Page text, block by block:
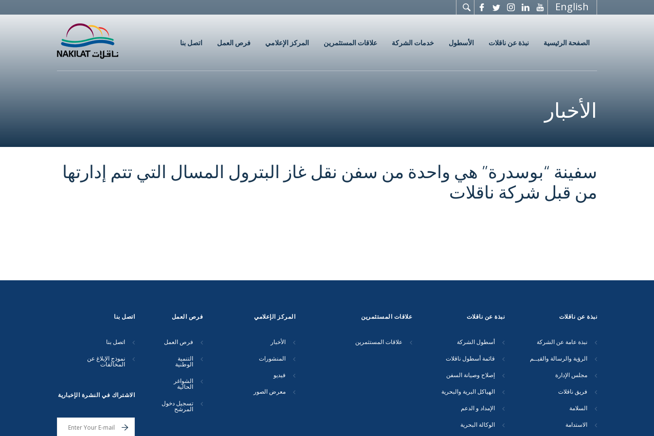
English
الصفحة الرئيسية نبذة عن ناقلات الأسطول خدمات الشركة علاقات المستثمرين المركز الإعلامي فرص العمل اتصل بنا
الأخبار
سفينة “بوسدرة” هي واحدة من سفن نقل غاز البترول المسال التي تتم إدارتها
من قبل شركة ناقلات
اتصل بنا
اتصل بنا
نموذج الإبلاغ عن
المخالفات
الاشتراك في النشرة الإخبارية
فرص العمل
فرص العمل
التنمية
الوطنية
الشواغر
الحالية
تسجيل دخول
المرشح
المركز الإعلامي
الأخبار
المنشورات
فيديو
معرض الصور
علاقات المستثمرين
علاقات المستثمرين
نبذة عن ناقلات
أسطول الشركة
قائمة أسطول ناقلات
إصلاح وصيانة السفن
الهياكل البرية والبحرية
الإمداد و الدعم
الوكالة البحرية
نبذة عن ناقلات
نبذة عامة عن الشركة
الرؤية والرسالة والقيــم
مجلس الإدارة
فريق ناقلات
السلامة
الاستدامة